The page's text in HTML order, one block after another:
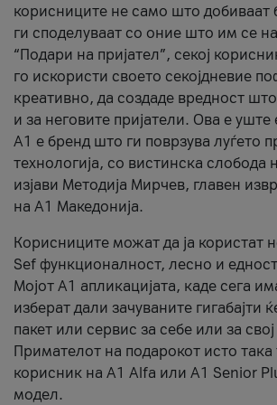
корисниците не само што добиваат
ги споделуваат со оние што им се
“Подари на пријател”, секој
го искористи своето секојдневие
креативно, да создаде вредност
и за неговите пријатели. Ова е уште
А1 е бренд што ги поврзува луѓето
технологија, со вистинска слобода
изјави Методија Мирчев, главен
на А1 Македонија.
Корисниците можат да ја користат
Sef функционалност, лесно и
Мојот А1 апликацијата, каде сега
изберат дали зачуваните гигабајти
пакет или сервис за себе или за свој
Примателот на подарокот исто така
корисник на А1 Alfa или A1 Senior
модел.